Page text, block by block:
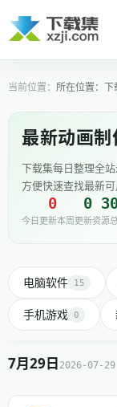
所在位置： 下
最新动画
下载集每日整理全
方便快速查找最新可
0
今日更新
0
本周更新资源
电脑软件 15
手机游戏 0
7月29日 2026-07-